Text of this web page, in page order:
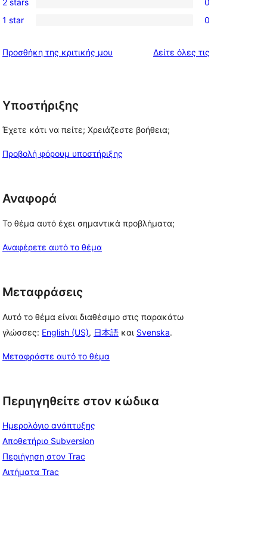
star
reviews
3-
star
0
2-
reviews
0
star
1 star 0
Προσθήκη της κριτικής μου Δείτε όλες τις
Υποστήριξης
Έχετε κάτι να πείτε; Χρειάζεστε βοήθεια;
Προβολή φόρουμ υποστήριξης
Αναφορά
Το θέμα αυτό έχει σημαντικά προβλήματα;
Αναφέρετε αυτό το θέμα
Μεταφράσεις
Αυτό το θέμα είναι διαθέσιμο στις παρακάτω
γλώσσες: English (US), 日本語 και Svenska.
Μεταφράστε αυτό το θέμα
Περιηγηθείτε στον κώδικα
Ημερολόγιο ανάπτυξης
Αποθετήριο Subversion
Περιήγηση στον Trac
Αιτήματα Trac